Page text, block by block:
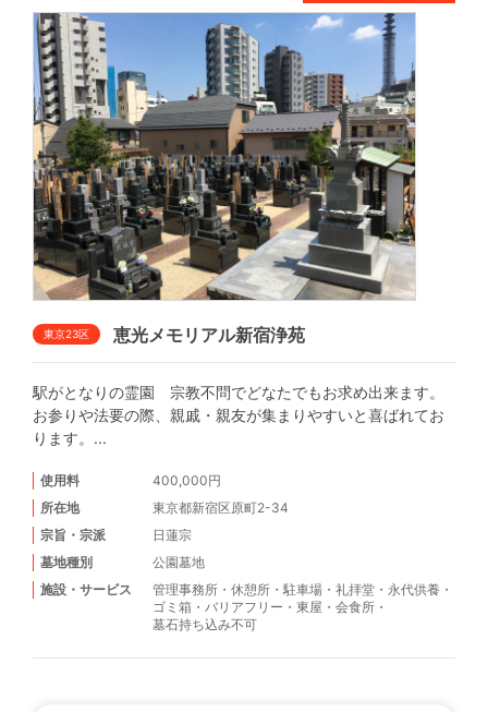
東京23区 恵光メモリアル新宿浄苑
駅がとなりの霊園 宗教不問でどなたでもお求め出来ます。
お参りや法要の際、親戚・親友が集まりやすいと喜ばれてお
ります。...
使用料
400,000円
所在地
東京都新宿区原町2-34
宗旨・宗派
日蓮宗
墓地種別
公園墓地
施設・サービス
管理事務所 ・ 休憩所 ・ 駐車場 ・ 礼拝堂 ・ 永代供養 ・
ゴミ箱 ・ バリアフリー ・ 東屋 ・ 会食所 ・
墓石持ち込み不可